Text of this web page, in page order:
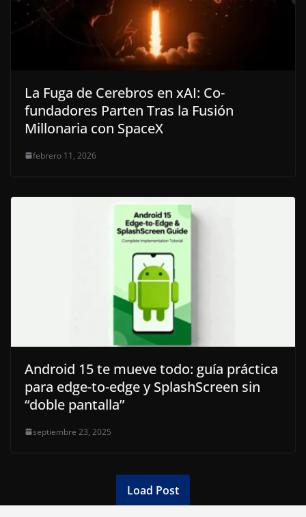
La Fuga de Cerebros en xAI: Co-
fundadores Parten Tras la Fusión
Millonaria con SpaceX
febrero 11, 2026
Android 15 te mueve todo: guía práctica
para edge-to-edge y SplashScreen sin
“doble pantalla”
septiembre 23, 2025
Load Post